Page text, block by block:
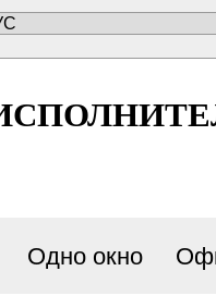
Одно окно